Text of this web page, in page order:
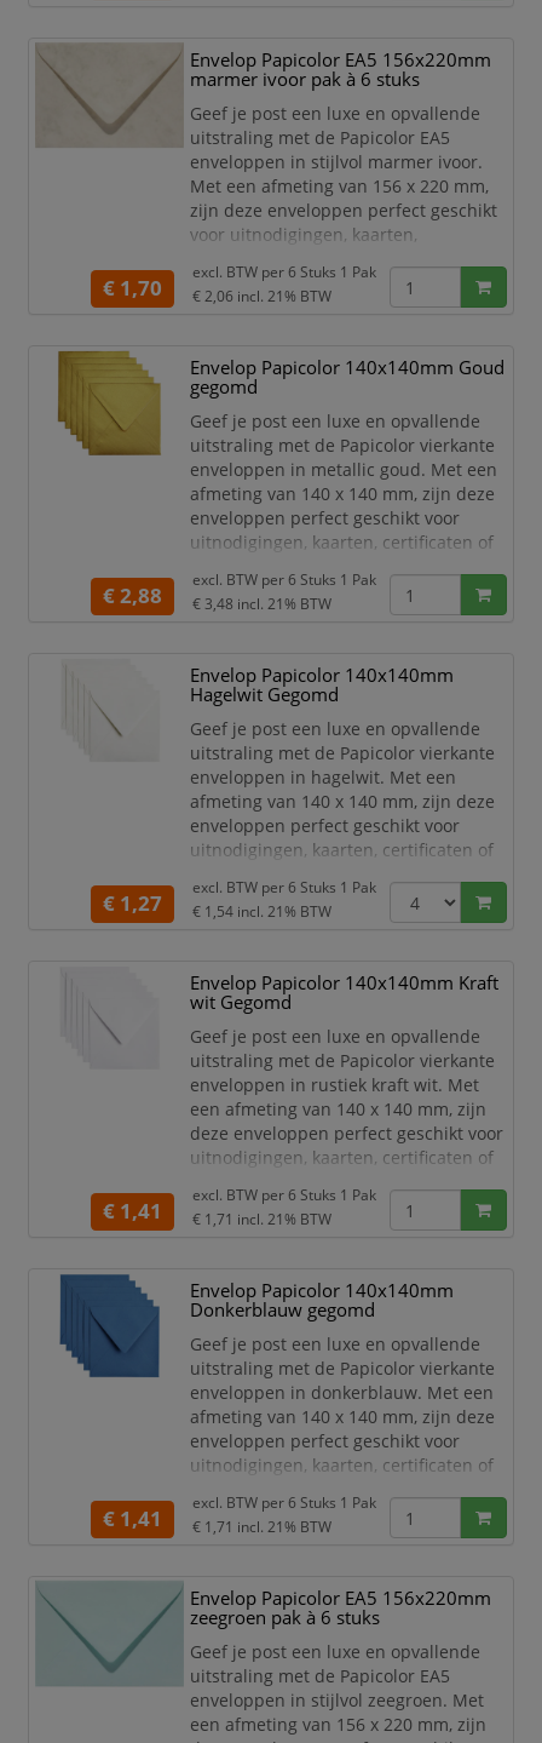
marble ivoor kleur is ideaal voor
speciale gelegenheden en
marketingdoeleinden. Het praktische
C6-
Envelop Papicolor EA5 156x220mm
marmer ivoor pak à 6 stuks
Geef je post een luxe en opvallende
uitstraling met de Papicolor EA5
enveloppen in stijlvol marmer ivoor.
Met een afmeting van 156 x 220 mm,
zijn deze enveloppen perfect geschikt
voor uitnodigingen, kaarten,
documenten.
professionele uitstraling. De klassieke
marmer ivoor kleur is ideaal voor
speciale gelegenheden en
marketingdoeleinden. Het p
€ 1,70
excl. BTW per6 Stuks 1 Pak
€ 2,06 incl. 21% BTW
Envelop Papicolor 140x140mm Goud
gegomd
Geef je post een luxe en opvallende
uitstraling met de Papicolor vierkante
enveloppen in metallic goud. Met een
afmeting van 140 x 140 mm, zijn deze
enveloppen perfect geschikt voor
uitnodigingen, kaarten, certificaten of
Het hoge kwaliteit papier is stevig,
metallic goudkleur is ideaal voor
speciale gelegenheden en
marketingdoeleinden.
O
€ 2,88
excl. BTW per6 Stuks 1 Pak
€ 3,48 incl. 21% BTW
Envelop Papicolor 140x140mm
Hagelwit Gegomd
Geef je post een luxe en opvallende
uitstraling met de Papicolor vierkante
enveloppen in hagelwit. Met een
afmeting van 140 x 140 mm, zijn deze
enveloppen perfect geschikt voor
uitnodigingen, kaarten, certificaten of
Het hoge kwaliteit papier is stevig,
kleur is ideaal voor speciale
gelegenheden en
marketingdoeleinden.
Of je nu een feeste
€ 1,27
excl. BTW per6 Stuks 1 Pak
€ 1,54 incl. 21% BTW
Envelop Papicolor 140x140mm Kraft
wit Gegomd
Geef je post een luxe en opvallende
uitstraling met de Papicolor vierkante
enveloppen in rustiek kraft wit. Met
een afmeting van 140 x 140 mm, zijn
deze enveloppen perfect geschikt voor
uitnodigingen, kaarten, certificaten of
Het hoge kwaliteit papier is stevig,
natuurlijke witte kleur is ideaal voor
speciale gelegenheden en
marketingdoeleinden.
Of
€ 1,41
excl. BTW per6 Stuks 1 Pak
€ 1,71 incl. 21% BTW
Envelop Papicolor 140x140mm
Donkerblauw gegomd
Geef je post een luxe en opvallende
uitstraling met de Papicolor vierkante
enveloppen in donkerblauw. Met een
afmeting van 140 x 140 mm, zijn deze
enveloppen perfect geschikt voor
uitnodigingen, kaarten, certificaten of
Het hoge kwaliteit papier is stevig,
donkerblauwe kleur is ideaal voor
speciale gelegenheden en
marketingdoeleinden.
Of j
€ 1,41
excl. BTW per6 Stuks 1 Pak
€ 1,71 incl. 21% BTW
Envelop Papicolor EA5 156x220mm
zeegroen pak à 6 stuks
Geef je post een luxe en opvallende
uitstraling met de Papicolor EA5
enveloppen in stijlvol zeegroen. Met
een afmeting van 156 x 220 mm, zijn